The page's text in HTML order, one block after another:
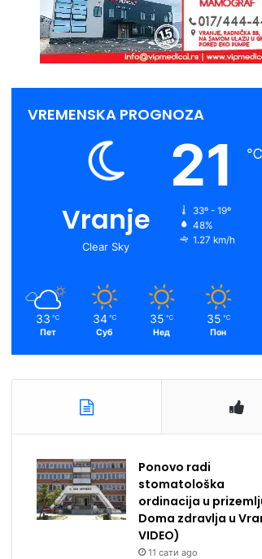
VREMENSKA PROGNOZA
Vranje
Clear Sky
21 ℃
33º - 19º
48%
1.27 km/h
33 ℃
Пет
34 ℃
Суб
35 ℃
Нед
35 ℃
Пон
Ponovo radi
stomatološka
ordinacija u
Doma zdravlja u
VIDEO)
11 сати ago